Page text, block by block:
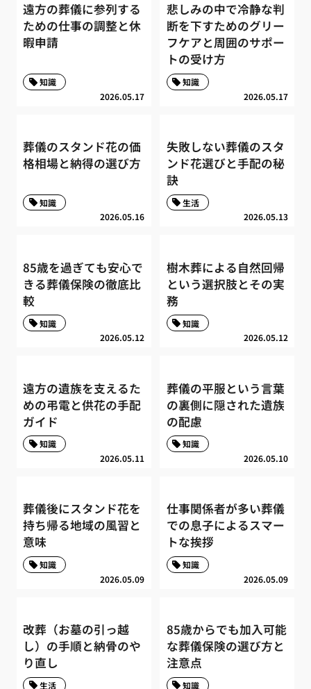
遠方の葬儀に参列する
ための仕事の調整と休
暇申請
2026.05.17
知識
悲しみの中で冷静な判
断を下すためのグリー
フケアと周囲のサポー
トの受け方
2026.05.17
知識
葬儀のスタンド花の価
格相場と納得の選び方
2026.05.16
知識
失敗しない葬儀のスタ
ンド花選びと手配の秘
訣
2026.05.13
生活
85歳を過ぎても安心で
きる葬儀保険の徹底比
較
2026.05.12
知識
樹木葬による自然回帰
という選択肢とその実
務
2026.05.12
知識
遠方の遺族を支えるた
めの弔電と供花の手配
ガイド
2026.05.11
知識
葬儀の平服という言葉
の裏側に隠された遺族
の配慮
2026.05.10
知識
葬儀後にスタンド花を
持ち帰る地域の風習と
意味
2026.05.09
知識
仕事関係者が多い葬儀
での息子によるスマー
トな挨拶
2026.05.09
知識
改葬（お墓の引っ越
し）の手順と納骨のや
り直し
生活
85歳からでも加入可能
な葬儀保険の選び方と
注意点
知識